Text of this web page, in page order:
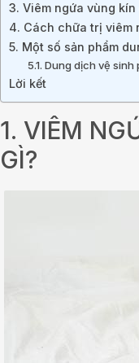
3. Viêm ngứa vùng
4. Cách chữa trị viêm
5. Một số sản phẩm
5.1. Dung dịch vệ sinh
Lời kết
1. VIÊM
GÌ?